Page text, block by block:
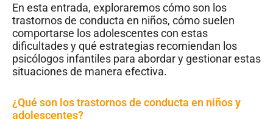
En esta entrada, exploraremos cómo son los
trastornos de conducta en niños, cómo suelen
comportarse los adolescentes con estas
dificultades y qué estrategias recomiendan los
psicólogos infantiles para abordar y gestionar estas
situaciones de manera efectiva.
¿Qué son los trastornos de conducta en niños y
adolescentes?